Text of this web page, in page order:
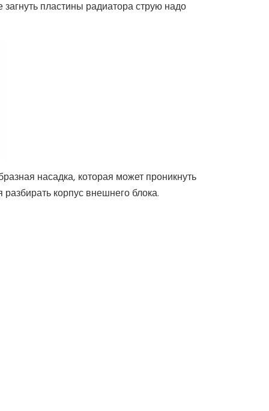
пластины радиатора струю надо
насадка, которая может проникнуть
корпус внешнего блока.